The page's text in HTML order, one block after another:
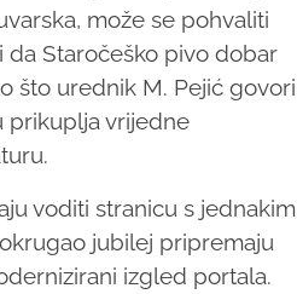
može se pohvaliti
Staročeško pivo dobar
što urednik M. Pejić govori
prikuplja vrijedne
voditi stranicu s jednakim
jubilej pripremaju
izgled portala.